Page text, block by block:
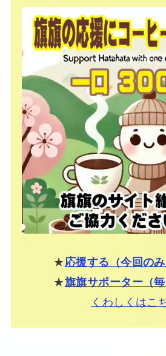
★応援する（今回のみ
★旗旗サポーター（毎
くわしくはこ